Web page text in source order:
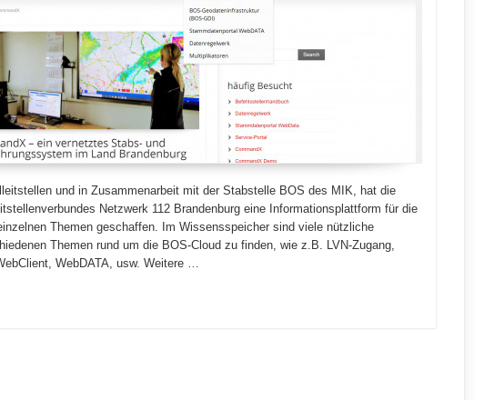
und in Zusammenarbeit mit der Stabstelle BOS des MIK, hat die
Netzwerk 112 Brandenburg eine Informationsplattform für die
Themen geschaffen. Im Wissensspeicher sind viele nützliche
Themen rund um die BOS-Cloud zu finden, wie z.B. LVN-Zugang,
WebDATA, usw. Weitere …